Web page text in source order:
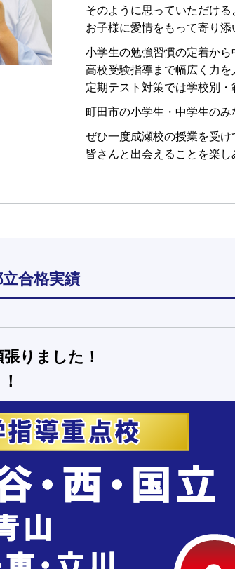
そのように思っていただける
お子様に愛情をもって寄り添
小学生の勉強習慣の定着から
高校受験指導まで幅広く力を
定期テスト対策では学校別・
町田市の小学生・中学生のみ
ぜひ一度成瀬校の授業を受け
皆さんと出会えることを楽し
合格実績
りました！